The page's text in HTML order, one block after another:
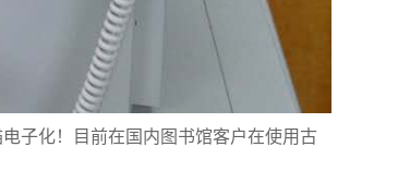
子化！目前在国内图书馆客户在使用古